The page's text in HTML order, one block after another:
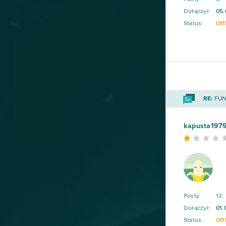
Dołączył:
Status:
RE:
Posty:
12
Dołączył:
Status: